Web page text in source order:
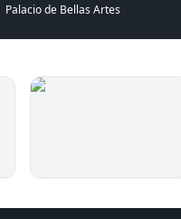
Palacio de Bellas Artes